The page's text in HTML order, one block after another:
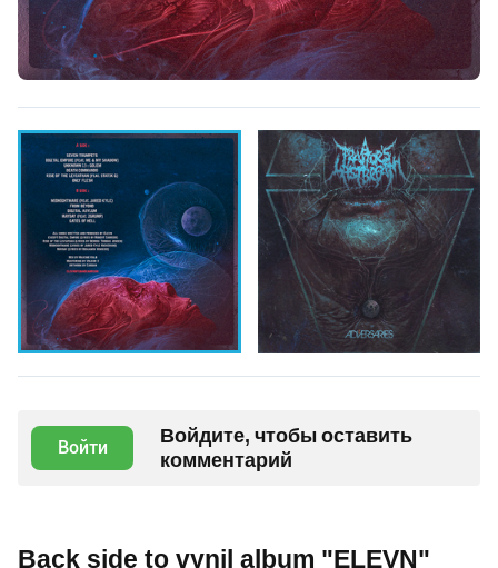
Войти
Войдите, чтобы оставить
комментарий
Back side to vynil album "ELEVN"